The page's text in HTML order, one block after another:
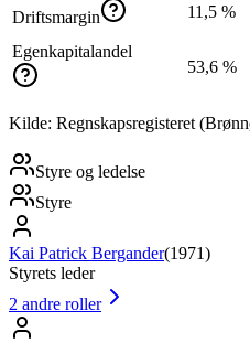
Driftsmargin 11,5 %
Egenkapitalandel
53,6 %
Kilde: Regnskapsregisteret
Styre og ledelse
Styre
Kai Patrick Bergander(1971)
Styrets leder
2 andre roller